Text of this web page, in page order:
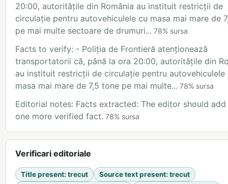
20:00, autoritățile din România au instituit restricții de
circulație pentru autovehiculele cu masa mai mare de
pe mai multe sectoare de drumuri... 78% sursa
Facts to verify: - Poliția de Frontieră atenționează
transportatorii că, până la ora 20:00, autoritățile din
au instituit restricții de circulație pentru autovehiculele
masa mai mare de 7,5 tone pe mai multe... 78% sursa
Editorial notes: Facts extracted: The editor should
one more verified fact. 78% sursa
Verificari editoriale
Title present: trecut Source text present: trecut